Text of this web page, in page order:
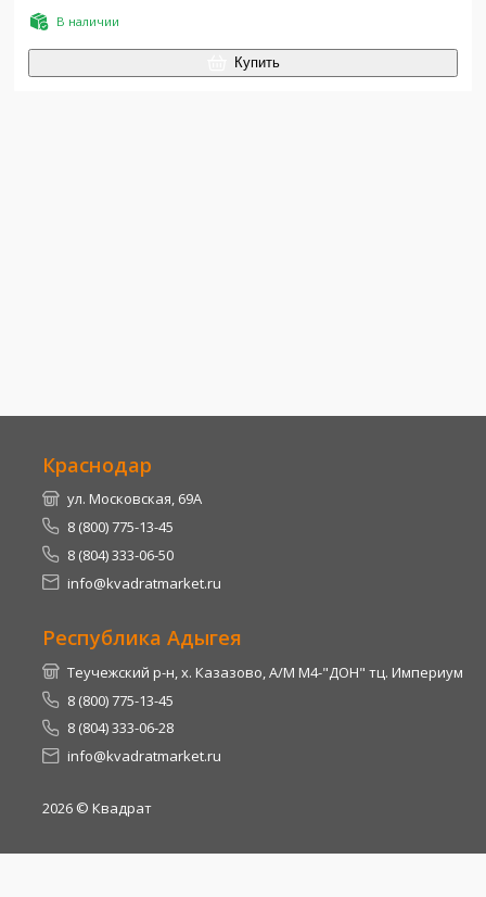
В наличии
Купить
Краснодар
ул. Московская, 69А
8 (800) 775-13-45
8 (804) 333-06-50
info@kvadratmarket.ru
Республика Адыгея
Теучежский р-н, х. Казазово, А/М М4-"ДОН" тц. Империум
8 (800) 775-13-45
8 (804) 333-06-28
info@kvadratmarket.ru
2026 © Квадрат